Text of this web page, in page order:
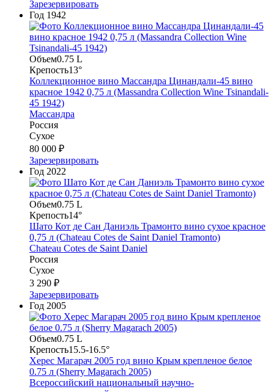
Зарезервировать
Год 1942
Объем0.75 L
Крепость13°
Коллекционное вино Массандра Цинандали-45 вино
красное 1942 0,75 л (Massandra Collection Wine Tsinandali-
45 1942)
Массандра
Россия
Сухое
80 000 ₽
Зарезервировать
Год 2022
Объем0.75 L
Крепость14°
Шато Кот де Сан Даниэль Трамонто вино сухое красное
0,75 л (Chateau Cotes de Saint Daniel Tramonto)
Chateau Cotes de Saint Daniel
Россия
Сухое
3 290 ₽
Зарезервировать
Год 2005
Объем0.75 L
Крепость15.5-16.5°
Херес Магарач 2005 год вино Крым крепленое белое
0.75 л (Sherry Magarach 2005)
Всероссийский национальный научно-